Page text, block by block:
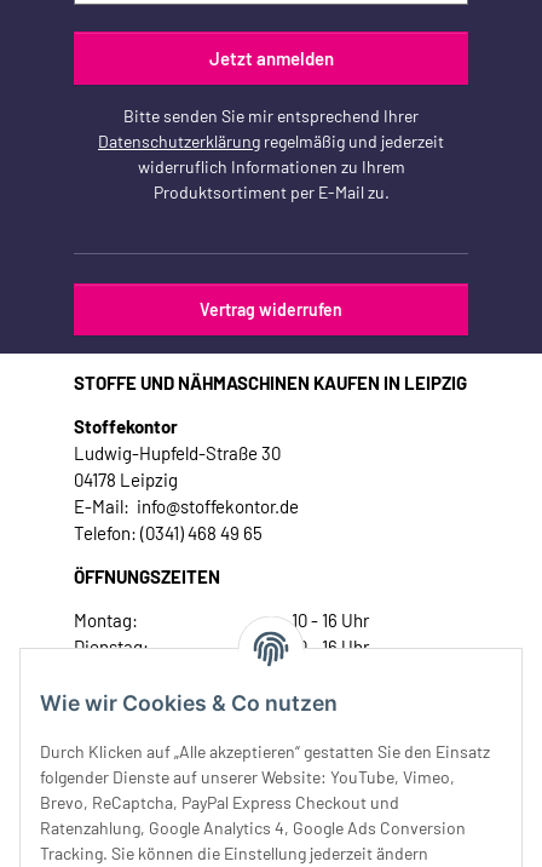
Wie wir Cookies & Co nutzen
Durch Klicken auf „Alle akzeptieren“ gestatten Sie den Einsatz
folgender Dienste auf unserer Website: YouTube, Vimeo,
Brevo, ReCaptcha, PayPal Express Checkout und
Ratenzahlung, Google Analytics 4, Google Ads Conversion
Tracking. Sie können die Einstellung jederzeit ändern
Jetzt anmelden
Bitte senden Sie mir entsprechend Ihrer
Datenschutzerklärung regelmäßig und jederzeit
widerruflich Informationen zu Ihrem
Produktsortiment per E-Mail zu.
Vertrag widerrufen
STOFFE UND NÄHMASCHINEN KAUFEN IN LEIPZIG
Stoffekontor
Ludwig-Hupfeld-Straße 30
04178 Leipzig
E-Mail: info@stoffekontor.de
Telefon: (0341) 468 49 65
ÖFFNUNGSZEITEN
Montag:
10 - 16 Uhr
Dienstag:
10 - 16 Uhr
Donnerstag:
10 - 18 Uhr
Samstag:
10 - 14 Uhr
Unser Service